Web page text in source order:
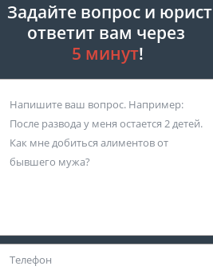
Задайте вопрос и юрист
ответит вам через
5 минут!